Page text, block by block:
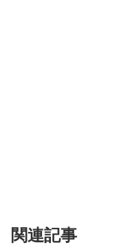
関連記事